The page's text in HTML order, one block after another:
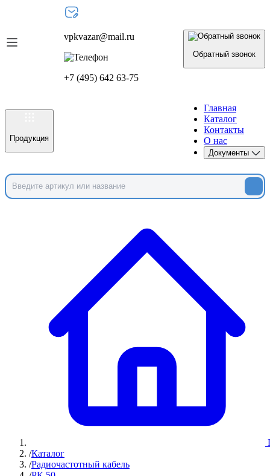
vpkvazar@mail.ru
+7 (495) 642 63-75
Обратный звонок
Продукция
Главная
Каталог
Контакты
О нас
Документы
/Каталог
/Радиочастотный кабель